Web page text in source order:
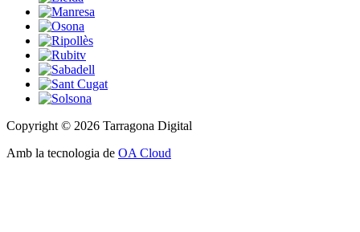
Copyright © 2026 Tarragona Digital
Amb la tecnologia de OA Cloud